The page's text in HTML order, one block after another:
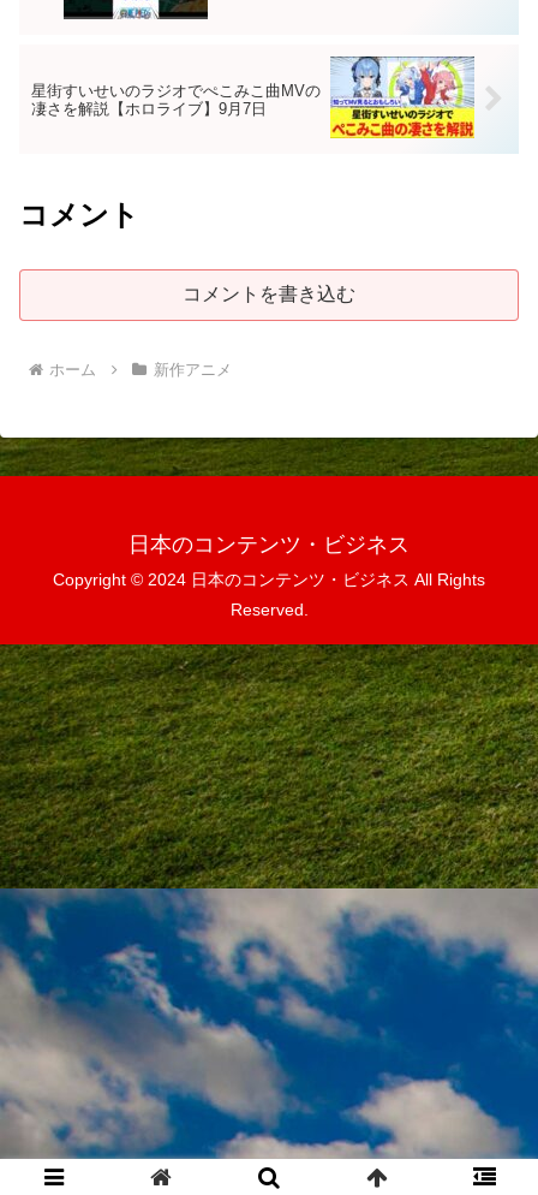
星街すいせいのラジオでぺこみこ曲MVの
凄さを解説【ホロライブ】9月7日
コメント
コメントを書き込む
ホーム 新作アニメ
日本のコンテンツ・ビジネス
Copyright © 2024 日本のコンテンツ・ビジネス All Rights
Reserved.